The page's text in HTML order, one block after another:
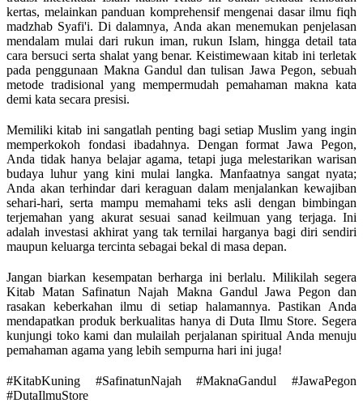
kertas, melainkan panduan komprehensif mengenai dasar ilmu fiqh
madzhab Syafi'i. Di dalamnya, Anda akan menemukan penjelasan
mendalam mulai dari rukun iman, rukun Islam, hingga detail tata
cara bersuci serta shalat yang benar. Keistimewaan kitab ini terletak
pada penggunaan Makna Gandul dan tulisan Jawa Pegon, sebuah
metode tradisional yang mempermudah pemahaman makna kata
demi kata secara presisi.
Memiliki kitab ini sangatlah penting bagi setiap Muslim yang ingin
memperkokoh fondasi ibadahnya. Dengan format Jawa Pegon,
Anda tidak hanya belajar agama, tetapi juga melestarikan warisan
budaya luhur yang kini mulai langka. Manfaatnya sangat nyata;
Anda akan terhindar dari keraguan dalam menjalankan kewajiban
sehari-hari, serta mampu memahami teks asli dengan bimbingan
terjemahan yang akurat sesuai sanad keilmuan yang terjaga. Ini
adalah investasi akhirat yang tak ternilai harganya bagi diri sendiri
maupun keluarga tercinta sebagai bekal di masa depan.
Jangan biarkan kesempatan berharga ini berlalu. Milikilah segera
Kitab Matan Safinatun Najah Makna Gandul Jawa Pegon dan
rasakan keberkahan ilmu di setiap halamannya. Pastikan Anda
mendapatkan produk berkualitas hanya di Duta Ilmu Store. Segera
kunjungi toko kami dan mulailah perjalanan spiritual Anda menuju
pemahaman agama yang lebih sempurna hari ini juga!
#KitabKuning #SafinatunNajah #MaknaGandul #JawaPegon
#DutaIlmuStore